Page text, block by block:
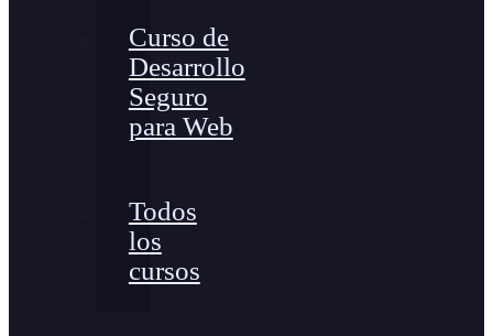
Curso de
Desarrollo
Seguro
para Web
Todos
los
cursos